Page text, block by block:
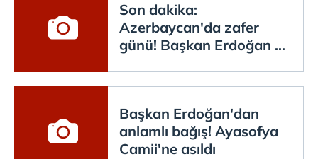
Son dakika:
Azerbaycan'da zafer
günü! Başkan Erdoğan ve
Başkan Erdoğan'dan
anlamlı bağış! Ayasofya
Camii'ne asıldı